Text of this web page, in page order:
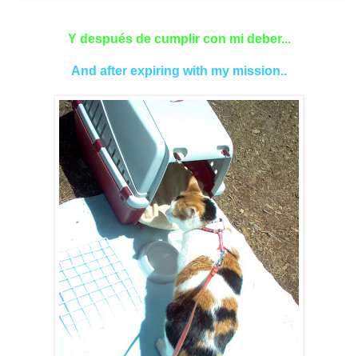
Y después de cumplir con mi deber...
And after expiring with my mission..